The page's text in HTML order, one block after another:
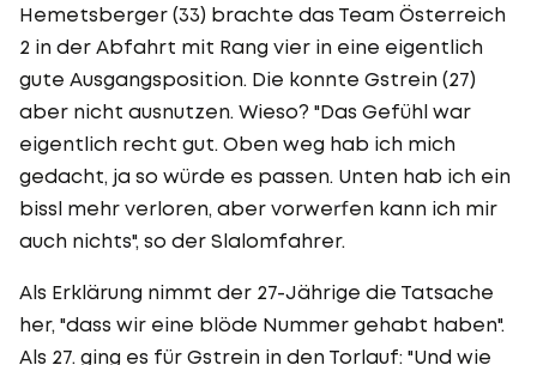
Hemetsberger (33) brachte das Team Österreich
2 in der Abfahrt mit Rang vier in eine eigentlich
gute Ausgangsposition. Die konnte Gstrein (27)
aber nicht ausnutzen. Wieso? "Das Gefühl war
eigentlich recht gut. Oben weg hab ich mich
gedacht, ja so würde es passen. Unten hab ich ein
bissl mehr verloren, aber vorwerfen kann ich mir
auch nichts", so der Slalomfahrer.
Als Erklärung nimmt der 27-Jährige die Tatsache
her, "dass wir eine blöde Nummer gehabt haben".
Als 27. ging es für Gstrein in den Torlauf: "Und wie